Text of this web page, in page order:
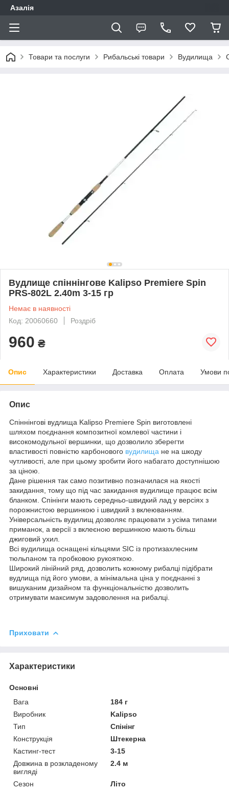
Азалія
Товари та послуги Рибальські товари Вудилища
Вудлище спіннінгове Kalipso Premiere Spin
PRS-802L 2.40m 3-15 гр
Немає в наявності
Код: 20060660
Роздріб
960 ₴
Опис Характеристики Доставка Оплата Умови
Опис
Спіннінгові вудлища Kalipso Premiere Spin виготовлені
шляхом поєднання композитної комлевої частини і
високомодульної вершинки, що дозволило зберегти
властивості повністю карбонового вудилища не на шкоду
чутливості, але при цьому зробити його набагато доступнішою
за ціною.
Дане рішення так само позитивно позначилася на якості
закидання, тому що під час закидання вудилище працює всім
бланком. Спінінги мають середньо-швидкий лад у версіях з
порожнистою вершинкою і швидкий з вклеюванням.
Універсальність вудилищ дозволяє працювати з усіма типами
приманок, а версії з вклеєною вершинкою мають більш
джиговий ухил.
Всі вудилища оснащені кільцями SIC із протизахлесним
тюльпаном та пробковою рукояткою.
Широкий лінійний ряд, дозволить кожному рибалці підібрати
вудлища під його умови, а мінімальна ціна у поєднанні з
вишуканим дизайном та функціональністю дозволить
отримувати максимум задоволення на рибалці.
Приховати
Характеристики
Основні
Вага
184 г
Виробник
Kalipso
Тип
Спінінг
Конструкція
Штекерна
Кастинг-тест
3-15
Довжина в розкладеному
вигляді
2.4 м
Сезон
Літо